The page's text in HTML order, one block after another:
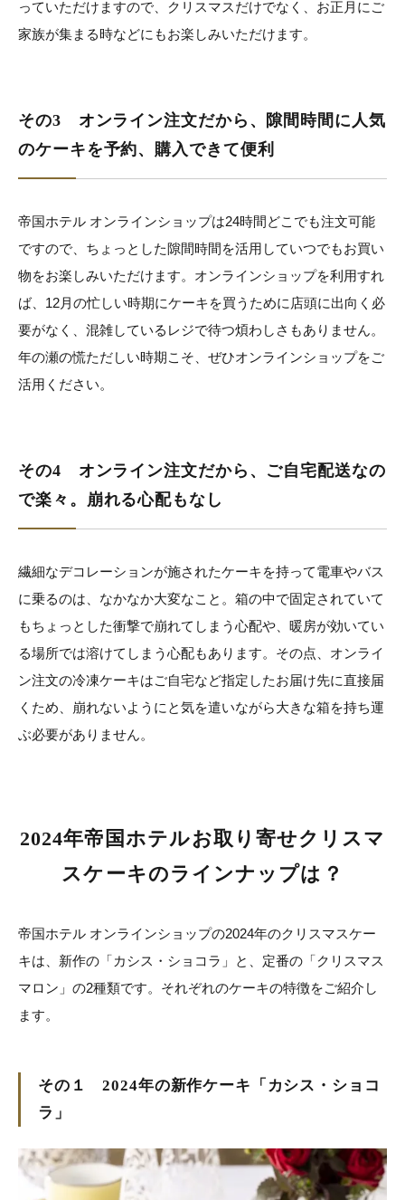
っていただけますので、クリスマスだけでなく、お正月にご
家族が集まる時などにもお楽しみいただけます。
その3 オンライン注文だから、隙間時間に人気
のケーキを予約、購入できて便利
帝国ホテル オンラインショップは24時間どこでも注文可能
ですので、ちょっとした隙間時間を活用していつでもお買い
物をお楽しみいただけます。オンラインショップを利用すれ
ば、12月の忙しい時期にケーキを買うために店頭に出向く必
要がなく、混雑しているレジで待つ煩わしさもありません。
年の瀬の慌ただしい時期こそ、ぜひオンラインショップをご
活用ください。
その4 オンライン注文だから、ご自宅配送なの
で楽々。崩れる心配もなし
繊細なデコレーションが施されたケーキを持って電車やバス
に乗るのは、なかなか大変なこと。箱の中で固定されていて
もちょっとした衝撃で崩れてしまう心配や、暖房が効いてい
る場所では溶けてしまう心配もあります。その点、オンライ
ン注文の冷凍ケーキはご自宅など指定したお届け先に直接届
くため、崩れないようにと気を遣いながら大きな箱を持ち運
ぶ必要がありません。
2024年帝国ホテルお取り寄せクリスマ
スケーキのラインナップは？
帝国ホテル オンラインショップの2024年のクリスマスケー
キは、新作の「カシス・ショコラ」と、定番の「クリスマス
マロン」の2種類です。それぞれのケーキの特徴をご紹介し
ます。
その１ 2024年の新作ケーキ「カシス・ショコ
ラ」